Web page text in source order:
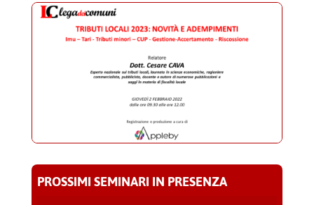
PROSSIMI SEMINARI IN PRESENZA